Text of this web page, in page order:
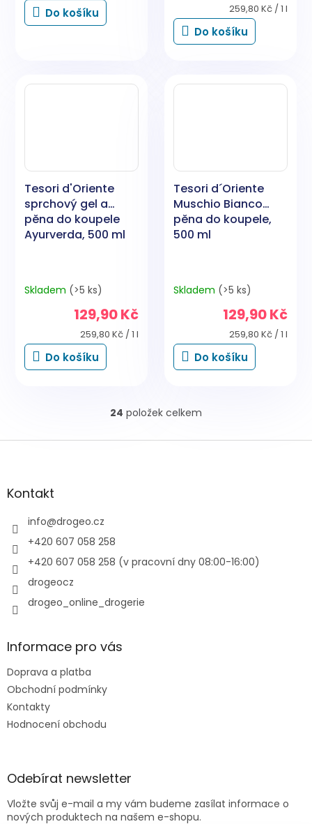
Do košíku
Měrná
cena:
259,80 Kč / 1 l
Do košíku
Tesori d'Oriente
sprchový gel a
pěna do koupele
Ayurverda, 500 ml
Skladem (>5 ks)
129,90 Kč
Měrná
cena:
259,80 Kč / 1 l
Do košíku
Tesori d´Oriente
Muschio Bianco
pěna do koupele,
500 ml
Skladem (>5 ks)
129,90 Kč
Měrná
cena:
259,80 Kč / 1 l
Do košíku
O
l
k
24 položek celkem
Z
aKontakt
info@drogeo.cz
+420 607 058 258
+420 607 058 258 (v pracovní dny 08:00-16:00)
drogeocz
drogeo_online_drogerie
Informace pro vás
Doprava a platba
Obchodní podmínky
Kontakty
Hodnocení obchodu
Odebírat newsletter
Vložte svůj e-mail a my vám budeme zasílat informace o
nových produktech na našem e-shopu.